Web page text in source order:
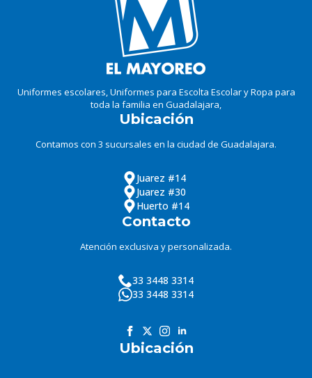
Uniformes escolares, Uniformes para Escolta Escolar y Ropa para
toda la familia en Guadalajara,
Ubicación
Contamos con 3 sucursales en la ciudad de Guadalajara.
Juarez #14
Juarez #30
Huerto #14
Contacto
Atención exclusiva y personalizada.
33 3448 3314
33 3448 3314
Ubicación